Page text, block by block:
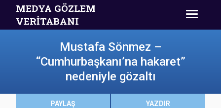
MEDYA GÖZLEM
VERİTABANI
Mustafa Sönmez –
“Cumhurbaşkanı’na hakaret”
nedeniyle gözaltı
PAYLAŞ YAZDIR